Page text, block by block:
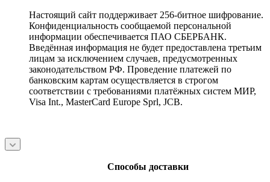
Настоящий сайт поддерживает 256-битное шифрование.
Конфиденциальность сообщаемой персональной
информации обеспечивается ПАО СБЕРБАНК.
Введённая информация не будет предоставлена третьим
лицам за исключением случаев, предусмотренных
законодательством РФ. Проведение платежей по
банковским картам осуществляется в строгом
соответствии с требованиями платёжных систем МИР,
Visa Int., MasterCard Europe Sprl, JCB.
Способы доставки